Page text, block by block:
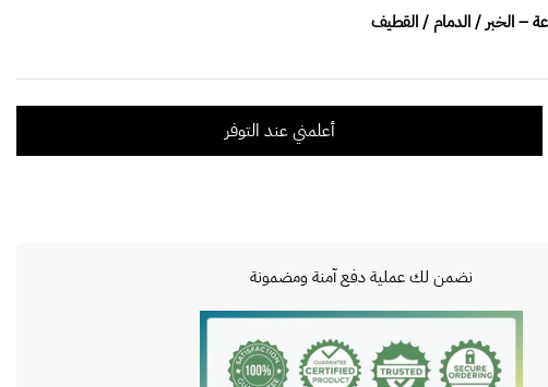
أعلمني عند التوفر
نضمن لك عملية دفع آمنة ومضمونة